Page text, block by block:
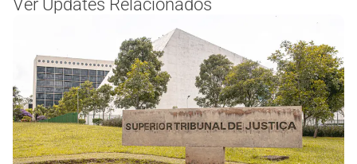
Ver Updates Relacionados